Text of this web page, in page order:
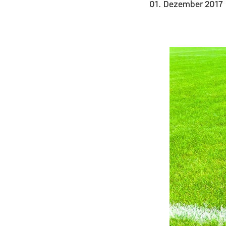
01. Dezember 2017